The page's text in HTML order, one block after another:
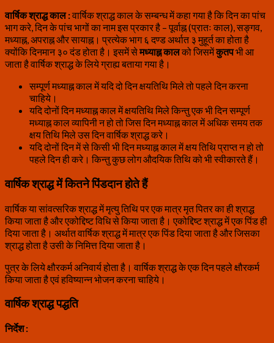
वार्षिक श्राद्ध काल :वार्षिक श्राद्ध काल के सम्बन्ध में कहा गया है कि दिन का पांच
भाग करे, दिन के पांच भागों का नाम इस प्रकार है – पूर्वाह्न (प्रातः काल), सङ्गव,
मध्याह्न, अपराह्न और सायाह्न। प्रत्येक भाग ६ दण्ड अर्थात ३ मुहूर्त का होता है
क्योंकि दिनमान ३० दंड होता है। इसमें सेमध्याह्न कालको जिसमेंकुतपभी आ
जाता है वार्षिक श्राद्ध के लिये ग्राह्य बताया गया है।
सम्पूर्ण मध्याह्न काल में यदि दो दिन क्षयतिथि मिले तो पहले दिन करना
चाहिये।
यदि दोनों दिन मध्याह्न काल में क्षयतिथि मिले किन्तु एक भी दिन सम्पूर्ण
मध्याह्न काल व्यापिनी न हो तो जिस दिन मध्याह्न काल में अधिक समय तक
क्षय तिथि मिले उस दिन वार्षिक श्राद्ध करे।
यदि दोनों दिन में से किसी भी दिन मध्याह्न काल में क्षय तिथि प्राप्त न हो तो
पहले दिन ही करे। किन्तु कुछ लोग औदयिक तिथि को भी स्वीकारते हैं।
वार्षिक श्राद्ध में कितने पिंडदान होते हैं
वार्षिक या सांवत्सरिक श्राद्ध में मृत्यु तिथि पर एक मात्र मृत पितर का ही श्राद्ध
किया जाता है और एकोद्दिष्ट विधि से किया जाता है। एकोद्दिष्ट श्राद्ध में एक पिंड ही
दिया जाता है। अर्थात वार्षिक श्राद्ध में मात्र एक पिंड दिया जाता है और जिसका
श्राद्ध होता है उसी के निमित्त दिया जाता है।
पुत्र के लिये क्षौरकर्म अनिवार्य होता है। वार्षिक श्राद्ध के एक दिन पहले क्षौरकर्म
किया जाता है एवं हविष्यान्न भोजन करना चाहिये।
वार्षिक श्राद्ध पद्धति
निर्देश :